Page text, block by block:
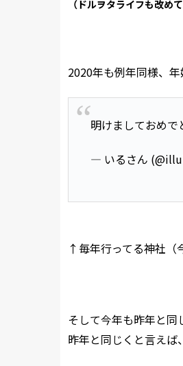
（ドルヲタライフも改め
2020年も例年同様、年
明けましておめで
— いるさん
↑毎年行ってる神社（
そして今年も昨年と同
昨年と同じくと言えば